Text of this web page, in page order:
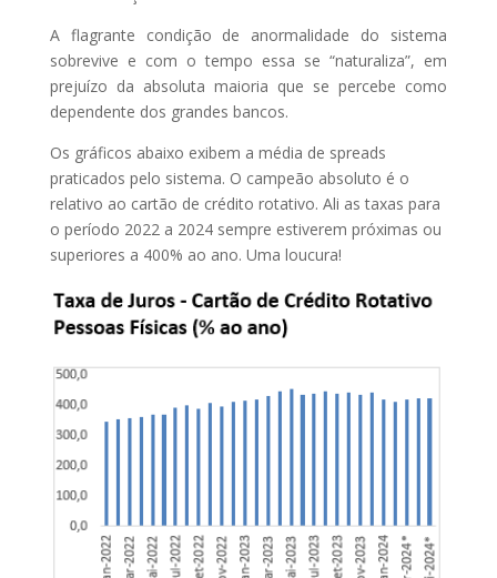
A flagrante condição de anormalidade do sistema
sobrevive e com o tempo essa se “naturaliza”, em
prejuízo da absoluta maioria que se percebe como
dependente dos grandes bancos.
Os gráficos abaixo exibem a média de spreads
praticados pelo sistema. O campeão absoluto é o
relativo ao cartão de crédito rotativo. Ali as taxas para
o período 2022 a 2024 sempre estiverem próximas ou
superiores a 400% ao ano. Uma loucura!